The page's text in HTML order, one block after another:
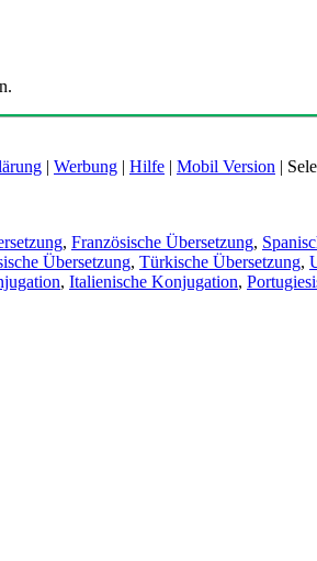
| Werbung | Hilfe | Mobil Version |
, Französische Übersetzung,
Übersetzung, Türkische Übersetzung,
, Italienische Konjugation,